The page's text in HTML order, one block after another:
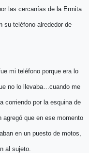
las cercanías de la Ermita
su teléfono alrededor de
mi teléfono porque era lo
no lo llevaba…cuando me
corriendo por la esquina de
agregó que en ese momento
en un puesto de motos,
al sujeto.